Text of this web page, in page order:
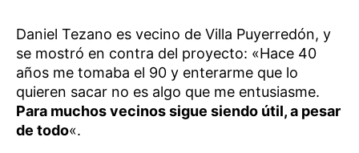
Daniel Tezano es vecino de Villa Puyerredón, y
se mostró en contra del proyecto: «Hace 40
años me tomaba el 90 y enterarme que lo
quieren sacar no es algo que me entusiasme.
Para muchos vecinos sigue siendo útil, a pesar
de todo«.